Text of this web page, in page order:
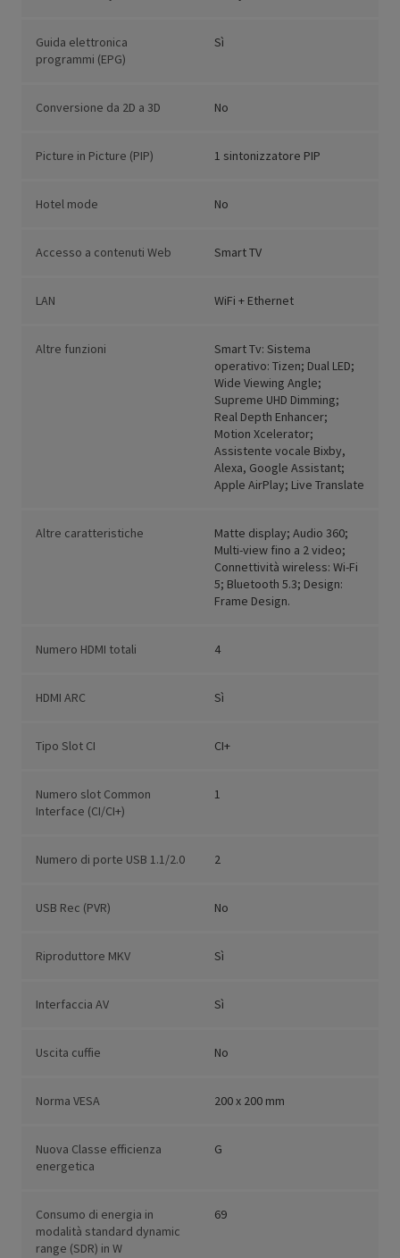
Guida elettronica
programmi (EPG)
Sì
Conversione da 2D a 3D No
Picture in Picture (PIP) 1 sintonizzatore PIP
Hotel mode No
Accesso a contenuti Web Smart TV
LAN WiFi + Ethernet
Altre funzioni
Smart Tv: Sistema
operativo: Tizen; Dual LED;
Wide Viewing Angle;
Supreme UHD Dimming;
Real Depth Enhancer;
Motion Xcelerator;
Assistente vocale Bixby,
Alexa, Google Assistant;
Apple AirPlay; Live Translate
Altre caratteristiche
Matte display; Audio 360;
Multi-view fino a 2 video;
Connettività wireless: Wi-Fi
5; Bluetooth 5.3; Design:
Frame Design.
Numero HDMI totali 4
HDMI ARC Sì
Tipo Slot CI CI+
Numero slot Common
Interface (CI/CI+)
1
Numero di porte USB 1.1/2.0 2
USB Rec (PVR) No
Riproduttore MKV Sì
Interfaccia AV Sì
Uscita cuffie No
Norma VESA 200 x 200 mm
Nuova Classe efficienza
energetica
G
Consumo di energia in
modalità standard dynamic
range (SDR) in W
69